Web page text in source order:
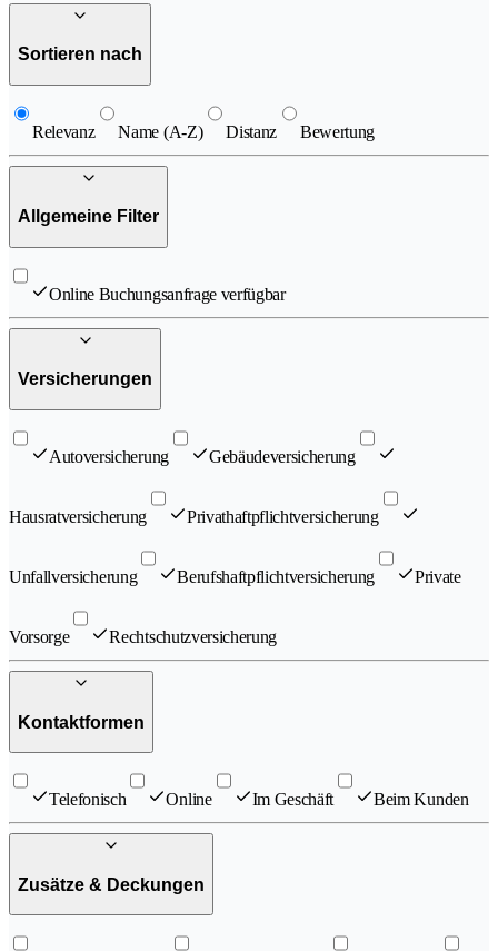
Sortieren nach
Relevanz Name (A-Z) Distanz Bewertung
Allgemeine Filter
Online Buchungsanfrage verfügbar
Versicherungen
Autoversicherung Gebäudeversicherung
Hausratversicherung Privathaftpflichtversicherung
Unfallversicherung Berufshaftpflichtversicherung Private
Vorsorge Rechtschutzversicherung
Kontaktformen
Telefonisch Online Im Geschäft Beim Kunden
Zusätze & Deckungen